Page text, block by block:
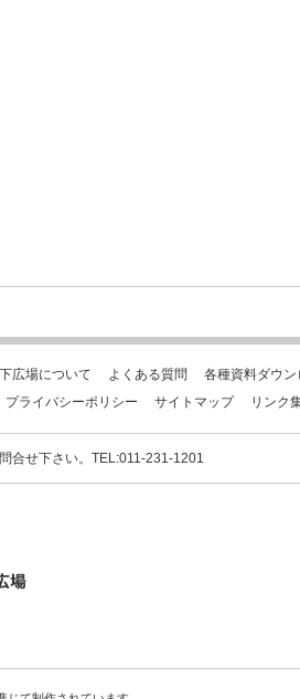
広場について よくある質問 各種資料ダウン
プライバシーポリシー サイトマップ リンク
合せ下さい。TEL:011-231-1201